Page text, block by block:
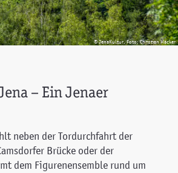
© JenaKultur, Foto: Christian Häcker
– Ein Jenaer
neben der Tordurchfahrt der
Brücke oder der
dem Figurenensemble rund um